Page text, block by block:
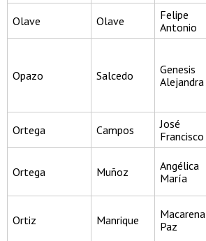
Olave Olave
Felipe
Antonio
Opazo Salcedo
Genesis
Alejandra
Ortega Campos
José
Francisco
Ortega Muñoz
Angélica
María
Ortiz Manrique
Macarena
Paz